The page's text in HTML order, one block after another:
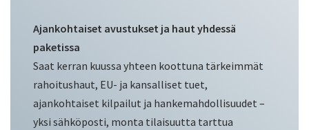
Ajankohtaiset avustukset ja haut yhdessä
paketissa
Saat kerran kuussa yhteen koottuna tärkeimmät
rahoitushaut, EU- ja kansalliset tuet,
ajankohtaiset kilpailut ja hankemahdollisuudet –
yksi sähköposti, monta tilaisuutta tarttua